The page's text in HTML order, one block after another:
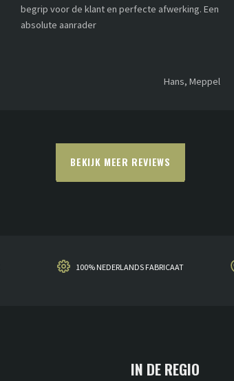
begrip voor de klant en perfecte afwerking. Een
absolute aanrader
Hans, Meppel
BEKIJK MEER REVIEWS
100% NEDERLANDS FABRICAAT
IN DE REGIO